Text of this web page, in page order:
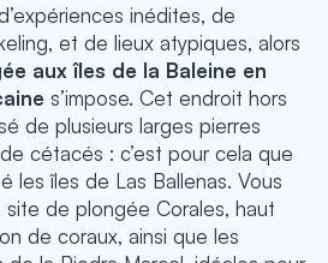
inédites, de
et de lieux atypiques, alors
aux îles de la Baleine en
s’impose. Cet endroit hors
de plusieurs larges pierres
cétacés : c’est pour cela que
les îles de Las Ballenas. Vous
de plongée Corales, haut
de coraux, ainsi que les